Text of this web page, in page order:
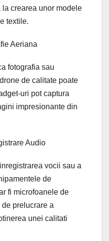
crearea unor modele
textile.
Aeriana
fotografia sau
de calitate poate
uri pot captura
impresionante din
Audio
vocii sau a
de
fi microfoanele de
prelucrare a
unei calitati